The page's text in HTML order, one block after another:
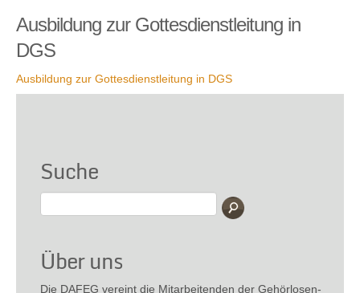
Ausbildung zur Gottesdienstleitung in
DGS
Ausbildung zur Gottesdienstleitung in DGS
Suche
Über uns
Die DAFEG vereint die Mitarbeitenden der Gehör­losen­